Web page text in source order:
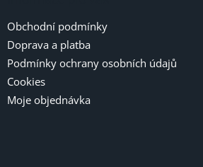
Obchodní podmínky
Doprava a platba
Podmínky ochrany osobních údajů
Cookies
Moje objednávka